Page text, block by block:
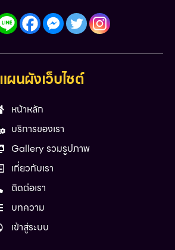
แผนผังเว็บไซต์
หน้าหลัก
บริการของเรา
Gallery รวมรูปภาพ
เกี่ยวกับเรา
ติดต่อเรา
บทความ
เข้าสู่ระบบ